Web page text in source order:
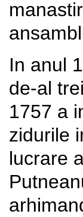
In anul
de-al
1757 a
zidurile
lucrare